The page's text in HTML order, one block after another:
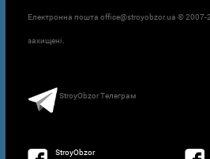
Електронна пошта office@stroyobzor.ua © 2007-
захищені.
StroyObzor Телеграм
StroyObzor